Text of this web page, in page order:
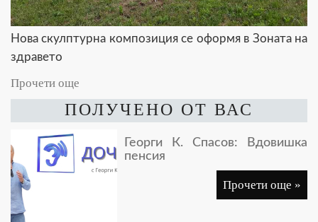
Нова скулптурна композиция се оформя в Зоната на
здравето
Прочети още
ПОЛУЧЕНО ОТ ВАС
Георги К. Спасов: Вдовишка
пенсия
Прочети още »